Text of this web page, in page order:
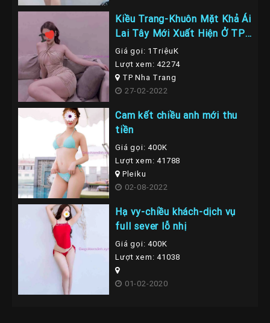
Kiều Trang-Khuôn Mặt Khả Ái
Lai Tây Mới Xuất Hiện Ở TP
Nha Trang
Giá gọi: 1TriệuK
Lượt xem: 42274
TP Nha Trang
27-02-2022
Cam kết chiều anh mới thu
tiền
Giá gọi: 400K
Lượt xem: 41788
Pleiku
02-08-2022
Hạ vy-chiều khách-dịch vụ
full sever lỗ nhị
Giá gọi: 400K
Lượt xem: 41038
01-02-2020